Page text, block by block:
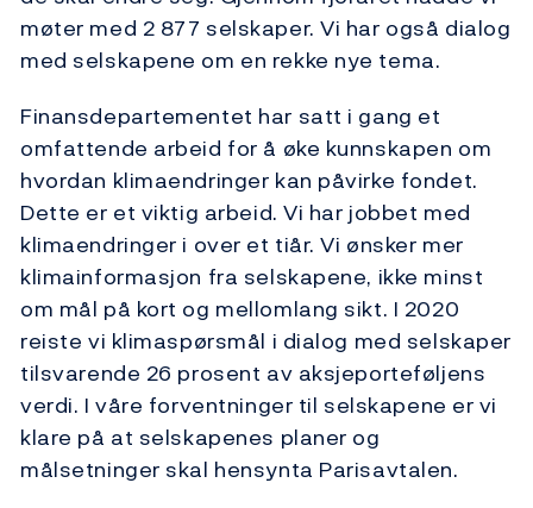
møter med 2 877 selskaper. Vi har også dialog
med selskapene om en rekke nye tema.
Finansdepartementet har satt i gang et
omfattende arbeid for å øke kunnskapen om
hvordan klimaendringer kan påvirke fondet.
Dette er et viktig arbeid. Vi har jobbet med
klimaendringer i over et tiår. Vi ønsker mer
klimainformasjon fra selskapene, ikke minst
om mål på kort og mellomlang sikt. I 2020
reiste vi klimaspørsmål i dialog med selskaper
tilsvarende 26 prosent av aksjeporteføljens
verdi. I våre forventninger til selskapene er vi
klare på at selskapenes planer og
målsetninger skal hensynta Parisavtalen.